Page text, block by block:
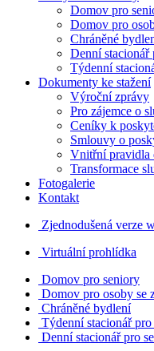
Domov pro
Domov pro
Chráněné
Denní stacionář
Týdenní
Dokumenty ke stažení
Výroční zprávy
Pro zájemce o
Ceníky k
Smlouvy o
Vnitřní pravidla
Transformace
Fotogalerie
Kontakt
Zjednodušená verze
Virtuální prohlídka
Domov pro seniory
Domov pro osoby se
Chráněné bydlení
Týdenní stacionář
Denní stacionář pro